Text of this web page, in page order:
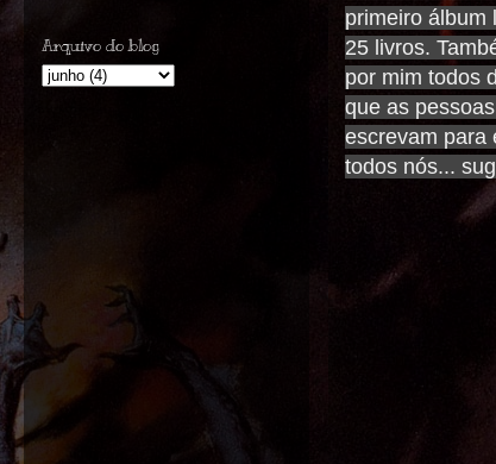
primeiro álbum
25 livros.
por mim todos
que as
escrevam para
todos nós...
Arquivo do blog